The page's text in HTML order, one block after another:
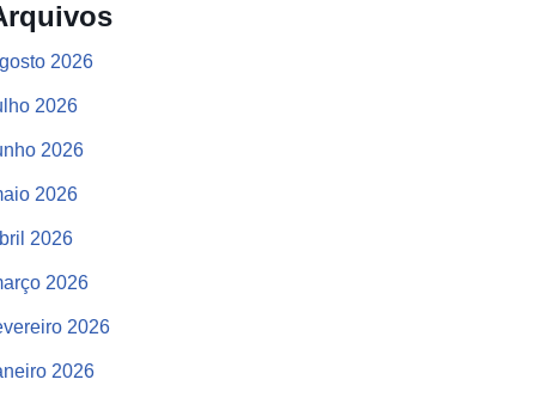
2026
2026
2026
2026
2026
2026
2026
2026